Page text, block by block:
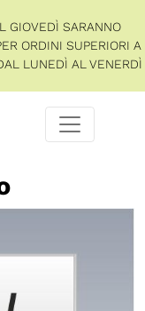
GIOVEDÌ SARANNO
ORDINI SUPERIORI A
LUNEDÌ AL VENERDÌ